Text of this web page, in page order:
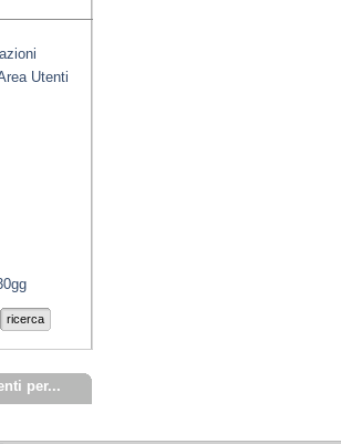
Utenti
ricerca
per...